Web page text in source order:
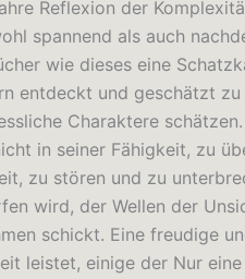
Reflexion der
spannend als auch
wie dieses eine
entdeckt und geschätzt
Charaktere
in seiner Fähigkeit, zu
zu stören und zu
wird, der Wellen der
schickt. Eine freudige
leistet, einige der Nur